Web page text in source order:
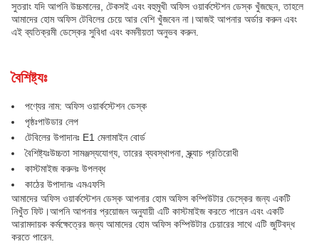
সুতরাং যদি আপনি উচ্চমানের, টেকসই এবং বহুমুখী অফিস ওয়ার্কস্টেশন ডেস্ক খুঁজছেন, তাহলে
আমাদের হোম অফিস টেবিলের চেয়ে আর বেশি খুঁজবেন না।আজই আপনার অর্ডার করুন এবং
এই ব্যতিক্রমী ডেস্কের সুবিধা এবং কমনীয়তা অনুভব করুন.
বৈশিষ্ট্যঃ
পণ্যের নাম: অফিস ওয়ার্কস্টেশন ডেস্ক
পৃষ্ঠঃপাউডার লেপ
টেবিলের উপাদানঃ E1 মেলামাইন বোর্ড
বৈশিষ্ট্যঃউচ্চতা সামঞ্জস্যযোগ্য, তারের ব্যবস্থাপনা, স্ক্র্যাচ প্রতিরোধী
কাস্টমাইজ করুনঃ উপলব্ধ
কাঠের উপাদানঃ এমএফসি
আমাদের অফিস ওয়ার্কস্টেশন ডেস্ক আপনার হোম অফিস কম্পিউটার ডেস্কের জন্য একটি
নিখুঁত ফিট।আপনি আপনার প্রয়োজন অনুযায়ী এটি কাস্টমাইজ করতে পারেন এবং একটি
আরামদায়ক কর্মক্ষেত্রের জন্য আমাদের হোম অফিস কম্পিউটার চেয়ারের সাথে এটি জুটিবদ্ধ
করতে পারেন.